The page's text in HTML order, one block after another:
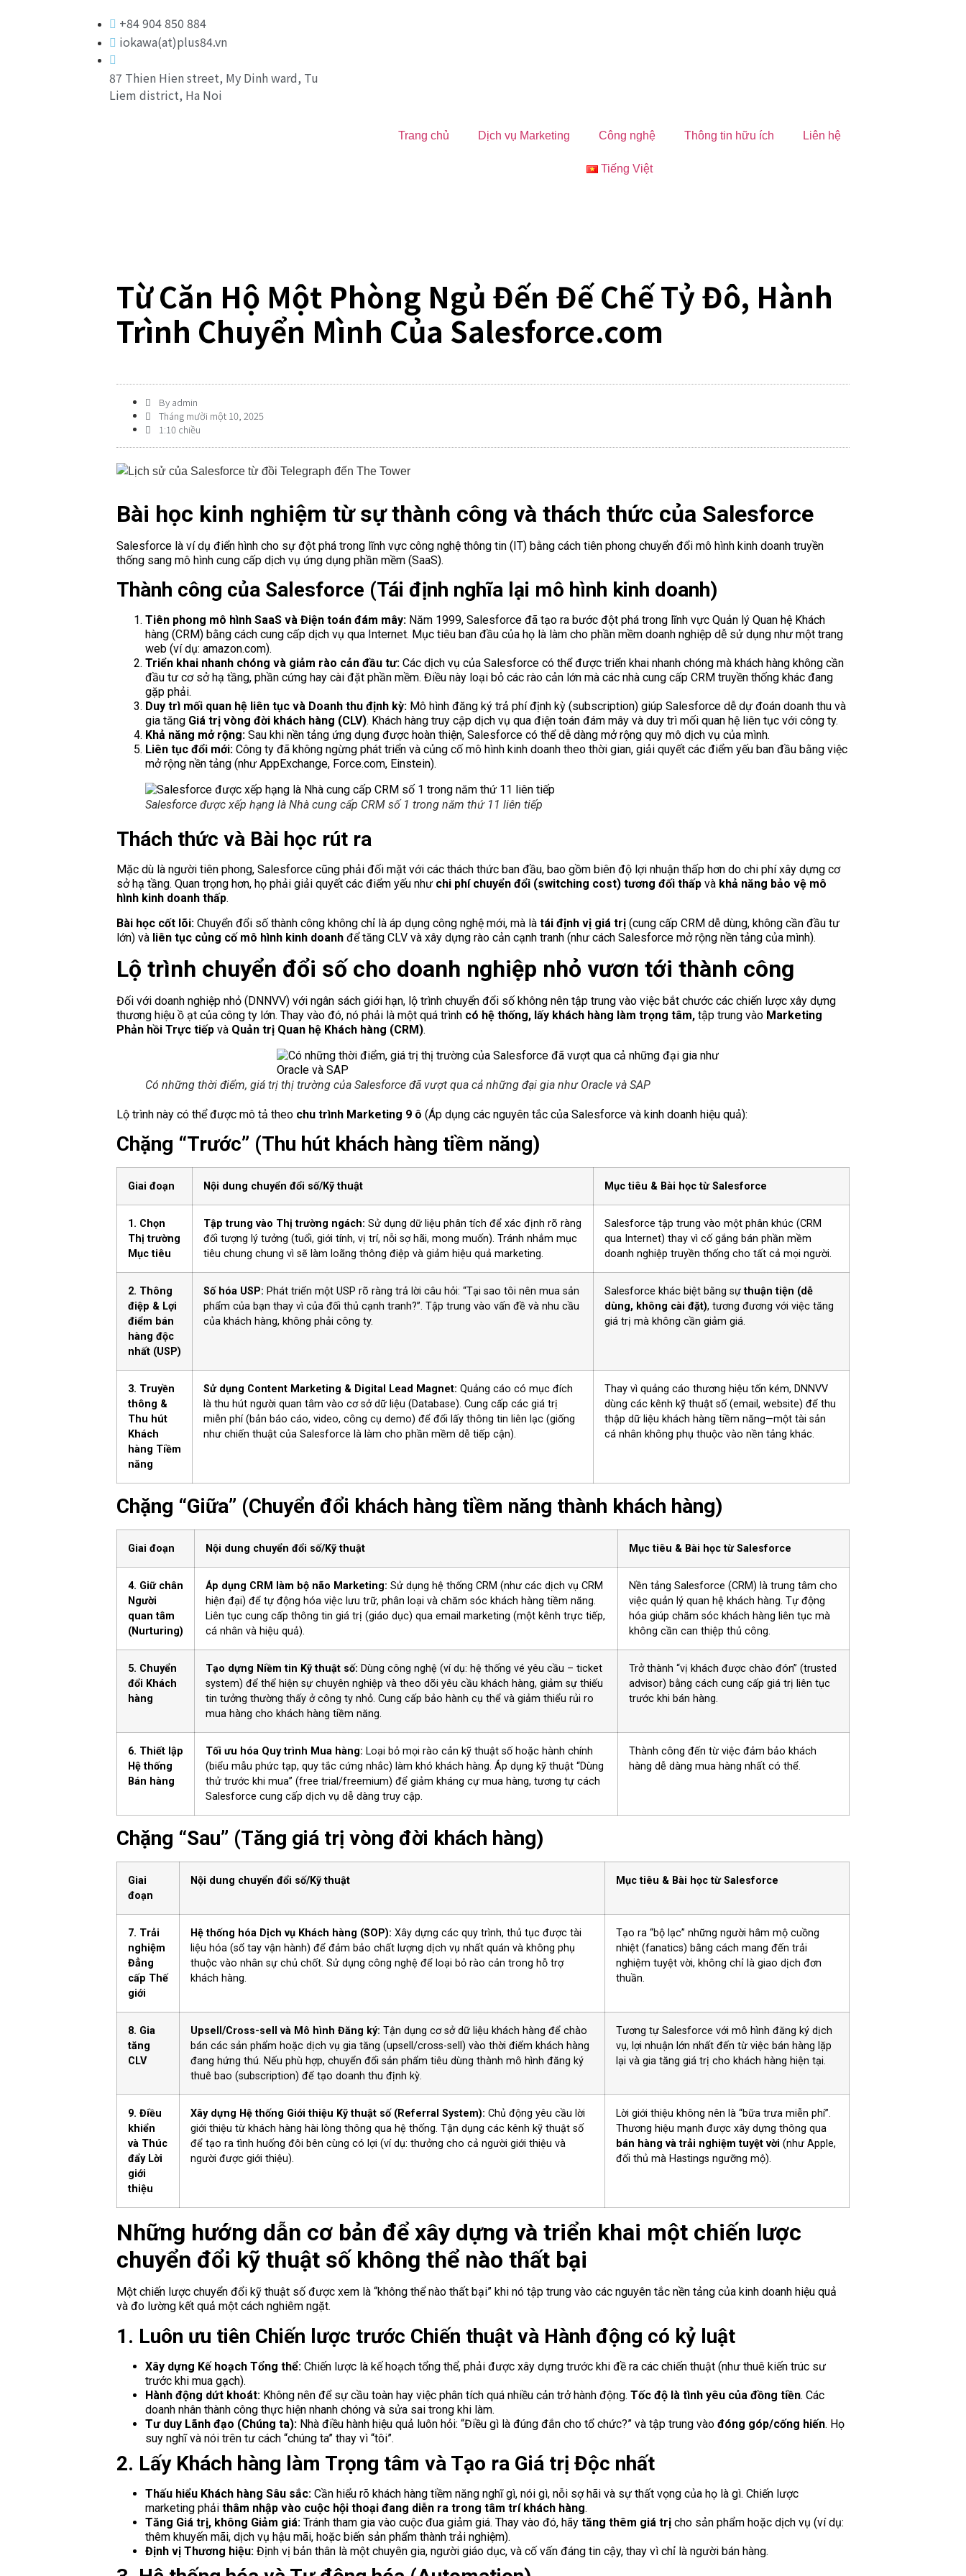
+84 904 850 884
iokawa(at)plus84.vn
87 Thien Hien street, My Dinh ward, Tu
Liem district, Ha Noi
Trang chủ Dịch vụ Marketing Công nghệ Thông tin hữu ích Liên hệ
Tiếng Việt
Từ Căn Hộ Một Phòng Ngủ Đến Đế Chế Tỷ Đô, Hành
Trình Chuyển Mình Của Salesforce.com
By admin
Tháng mười một 10, 2025
1:10 chiều
Bài học kinh nghiệm từ sự thành công và thách thức của Salesforce
Salesforce là ví dụ điển hình cho sự đột phá trong lĩnh vực công nghệ thông tin (IT) bằng cách tiên phong chuyển đổi mô hình kinh doanh truyền
thống sang mô hình cung cấp dịch vụ ứng dụng phần mềm (SaaS).
Thành công của Salesforce (Tái định nghĩa lại mô hình kinh doanh)
Tiên phong mô hình SaaS và Điện toán đám mây: Năm 1999, Salesforce đã tạo ra bước đột phá trong lĩnh vực Quản lý Quan hệ Khách
hàng (CRM) bằng cách cung cấp dịch vụ qua Internet. Mục tiêu ban đầu của họ là làm cho phần mềm doanh nghiệp dễ sử dụng như một trang
web (ví dụ: amazon.com).
Triển khai nhanh chóng và giảm rào cản đầu tư: Các dịch vụ của Salesforce có thể được triển khai nhanh chóng mà khách hàng không cần
đầu tư cơ sở hạ tầng, phần cứng hay cài đặt phần mềm. Điều này loại bỏ các rào cản lớn mà các nhà cung cấp CRM truyền thống khác đang
gặp phải.
Duy trì mối quan hệ liên tục và Doanh thu định kỳ: Mô hình đăng ký trả phí định kỳ (subscription) giúp Salesforce dễ dự đoán doanh thu và
gia tăng Giá trị vòng đời khách hàng (CLV). Khách hàng truy cập dịch vụ qua điện toán đám mây và duy trì mối quan hệ liên tục với công ty.
Khả năng mở rộng: Sau khi nền tảng ứng dụng được hoàn thiện, Salesforce có thể dễ dàng mở rộng quy mô dịch vụ của mình.
Liên tục đổi mới: Công ty đã không ngừng phát triển và củng cố mô hình kinh doanh theo thời gian, giải quyết các điểm yếu ban đầu bằng việc
mở rộng nền tảng (như AppExchange, Force.com, Einstein).
Salesforce được xếp hạng là Nhà cung cấp CRM số 1 trong năm thứ 11 liên tiếp
Thách thức và Bài học rút ra
Mặc dù là người tiên phong, Salesforce cũng phải đối mặt với các thách thức ban đầu, bao gồm biên độ lợi nhuận thấp hơn do chi phí xây dựng cơ
sở hạ tầng. Quan trọng hơn, họ phải giải quyết các điểm yếu như chi phí chuyển đổi (switching cost) tương đối thấp và khả năng bảo vệ mô
hình kinh doanh thấp.
Bài học cốt lõi: Chuyển đổi số thành công không chỉ là áp dụng công nghệ mới, mà là tái định vị giá trị (cung cấp CRM dễ dùng, không cần đầu tư
lớn) và liên tục củng cố mô hình kinh doanh để tăng CLV và xây dựng rào cản cạnh tranh (như cách Salesforce mở rộng nền tảng của mình).
Lộ trình chuyển đổi số cho doanh nghiệp nhỏ vươn tới thành công
Đối với doanh nghiệp nhỏ (DNNVV) với ngân sách giới hạn, lộ trình chuyển đổi số không nên tập trung vào việc bắt chước các chiến lược xây dựng
thương hiệu ồ ạt của công ty lớn. Thay vào đó, nó phải là một quá trình có hệ thống, lấy khách hàng làm trọng tâm, tập trung vào Marketing
Phản hồi Trực tiếp và Quản trị Quan hệ Khách hàng (CRM).
Có những thời điểm, giá trị thị trường của Salesforce đã vượt qua cả những đại gia như Oracle và SAP
Lộ trình này có thể được mô tả theo chu trình Marketing 9 ô (Áp dụng các nguyên tắc của Salesforce và kinh doanh hiệu quả):
Chặng “Trước” (Thu hút khách hàng tiềm năng)
Giai đoạn Nội dung chuyển đổi số/Kỹ thuật Mục tiêu & Bài học từ Salesforce
1. Chọn
Thị trường
Mục tiêu
Tập trung vào Thị trường ngách: Sử dụng dữ liệu phân tích để xác định rõ ràng
đối tượng lý tưởng (tuổi, giới tính, vị trí, nỗi sợ hãi, mong muốn). Tránh nhắm mục
tiêu chung chung vì sẽ làm loãng thông điệp và giảm hiệu quả marketing.
Salesforce tập trung vào một phân khúc (CRM
qua Internet) thay vì cố gắng bán phần mềm
doanh nghiệp truyền thống cho tất cả mọi người.
2. Thông
điệp & Lợi
điểm bán
hàng độc
nhất (USP)
Số hóa USP: Phát triển một USP rõ ràng trả lời câu hỏi: “Tại sao tôi nên mua sản
phẩm của bạn thay vì của đối thủ cạnh tranh?”. Tập trung vào vấn đề và nhu cầu
của khách hàng, không phải công ty.
Salesforce khác biệt bằng sựthuận tiện (dễ
dùng, không cài đặt), tương đương với việc tăng
giá trị mà không cần giảm giá.
3. Truyền
thông &
Thu hút
Khách
hàng Tiềm
năng
Sử dụng Content Marketing & Digital Lead Magnet: Quảng cáo có mục đích
là thu hút người quan tâm vào cơ sở dữ liệu (Database). Cung cấp các giá trị
miễn phí (bản báo cáo, video, công cụ demo) để đổi lấy thông tin liên lạc (giống
như chiến thuật của Salesforce là làm cho phần mềm dễ tiếp cận).
Thay vì quảng cáo thương hiệu tốn kém, DNNVV
dùng các kênh kỹ thuật số (email, website) để thu
thập dữ liệu khách hàng tiềm năng—một tài sản
cá nhân không phụ thuộc vào nền tảng khác.
Chặng “Giữa” (Chuyển đổi khách hàng tiềm năng thành khách hàng)
Giai đoạn Nội dung chuyển đổi số/Kỹ thuật Mục tiêu & Bài học từ Salesforce
4. Giữ chân
Người
quan tâm
(Nurturing)
Áp dụng CRM làm bộ não Marketing: Sử dụng hệ thống CRM (như các dịch vụ CRM
hiện đại) để tự động hóa việc lưu trữ, phân loại và chăm sóc khách hàng tiềm năng.
Liên tục cung cấp thông tin giá trị (giáo dục) qua email marketing (một kênh trực tiếp,
cá nhân và hiệu quả).
Nền tảng Salesforce (CRM) là trung tâm cho
việc quản lý quan hệ khách hàng. Tự động
hóa giúp chăm sóc khách hàng liên tục mà
không cần can thiệp thủ công.
5. Chuyển
đổi Khách
hàng
Tạo dựng Niềm tin Kỹ thuật số: Dùng công nghệ (ví dụ: hệ thống vé yêu cầu – ticket
system) để thể hiện sự chuyên nghiệp và theo dõi yêu cầu khách hàng, giảm sự thiếu
tin tưởng thường thấy ở công ty nhỏ. Cung cấp bảo hành cụ thể và giảm thiểu rủi ro
mua hàng cho khách hàng tiềm năng.
Trở thành “vị khách được chào đón” (trusted
advisor) bằng cách cung cấp giá trị liên tục
trước khi bán hàng.
6. Thiết lập
Hệ thống
Bán hàng
Tối ưu hóa Quy trình Mua hàng: Loại bỏ mọi rào cản kỹ thuật số hoặc hành chính
(biểu mẫu phức tạp, quy tắc cứng nhắc) làm khó khách hàng. Áp dụng kỹ thuật “Dùng
thử trước khi mua” (free trial/freemium) để giảm kháng cự mua hàng, tương tự cách
Salesforce cung cấp dịch vụ dễ dàng truy cập.
Thành công đến từ việc đảm bảo khách
hàng dễ dàng mua hàng nhất có thể.
Chặng “Sau” (Tăng giá trị vòng đời khách hàng)
Giai
đoạn
Nội dung chuyển đổi số/Kỹ thuật Mục tiêu & Bài học từ Salesforce
7. Trải
nghiệm
Đẳng
cấp Thế
giới
Hệ thống hóa Dịch vụ Khách hàng (SOP): Xây dựng các quy trình, thủ tục được tài
liệu hóa (sổ tay vận hành) để đảm bảo chất lượng dịch vụ nhất quán và không phụ
thuộc vào nhân sự chủ chốt. Sử dụng công nghệ để loại bỏ rào cản trong hỗ trợ
khách hàng.
Tạo ra “bộ lạc” những người hâm mộ cuồng
nhiệt (fanatics) bằng cách mang đến trải
nghiệm tuyệt vời, không chỉ là giao dịch đơn
thuần.
8. Gia
tăng
CLV
Upsell/Cross-sell và Mô hình Đăng ký: Tận dụng cơ sở dữ liệu khách hàng để chào
bán các sản phẩm hoặc dịch vụ gia tăng (upsell/cross-sell) vào thời điểm khách hàng
đang hứng thú. Nếu phù hợp, chuyển đổi sản phẩm tiêu dùng thành mô hình đăng ký
thuê bao (subscription) để tạo doanh thu định kỳ.
Tương tự Salesforce với mô hình đăng ký dịch
vụ, lợi nhuận lớn nhất đến từ việc bán hàng lặp
lại và gia tăng giá trị cho khách hàng hiện tại.
9. Điều
khiển
và Thúc
đẩy Lời
giới
thiệu
Xây dựng Hệ thống Giới thiệu Kỹ thuật số (Referral System): Chủ động yêu cầu lời
giới thiệu từ khách hàng hài lòng thông qua hệ thống. Tận dụng các kênh kỹ thuật số
để tạo ra tình huống đôi bên cùng có lợi (ví dụ: thưởng cho cả người giới thiệu và
người được giới thiệu).
Lời giới thiệu không nên là “bữa trưa miễn phí”.
Thương hiệu mạnh được xây dựng thông qua
bán hàng và trải nghiệm tuyệt vời (như Apple,
đối thủ mà Hastings ngưỡng mộ).
Những hướng dẫn cơ bản để xây dựng và triển khai một chiến lược
chuyển đổi kỹ thuật số không thể nào thất bại
Một chiến lược chuyển đổi kỹ thuật số được xem là “không thể nào thất bại” khi nó tập trung vào các nguyên tắc nền tảng của kinh doanh hiệu quả
và đo lường kết quả một cách nghiêm ngặt.
1. Luôn ưu tiên Chiến lược trước Chiến thuật và Hành động có kỷ luật
Xây dựng Kế hoạch Tổng thể: Chiến lược là kế hoạch tổng thể, phải được xây dựng trước khi đề ra các chiến thuật (như thuê kiến trúc sư
trước khi mua gạch).
Hành động dứt khoát: Không nên để sự cầu toàn hay việc phân tích quá nhiều cản trở hành động. Tốc độ là tình yêu của đồng tiền. Các
doanh nhân thành công thực hiện nhanh chóng và sửa sai trong khi làm.
Tư duy Lãnh đạo (Chúng ta): Nhà điều hành hiệu quả luôn hỏi: “Điều gì là đúng đắn cho tổ chức?” và tập trung vào đóng góp/cống hiến. Họ
suy nghĩ và nói trên tư cách “chúng ta” thay vì “tôi”.
2. Lấy Khách hàng làm Trọng tâm và Tạo ra Giá trị Độc nhất
Thấu hiểu Khách hàng Sâu sắc: Cần hiểu rõ khách hàng tiềm năng nghĩ gì, nói gì, nỗi sợ hãi và sự thất vọng của họ là gì. Chiến lược
marketing phải thâm nhập vào cuộc hội thoại đang diễn ra trong tâm trí khách hàng.
Tăng Giá trị, không Giảm giá: Tránh tham gia vào cuộc đua giảm giá. Thay vào đó, hãy tăng thêm giá trị cho sản phẩm hoặc dịch vụ (ví dụ:
thêm khuyến mãi, dịch vụ hậu mãi, hoặc biến sản phẩm thành trải nghiệm).
Định vị Thương hiệu: Định vị bản thân là một chuyên gia, người giáo dục, và cố vấn đáng tin cậy, thay vì chỉ là người bán hàng.